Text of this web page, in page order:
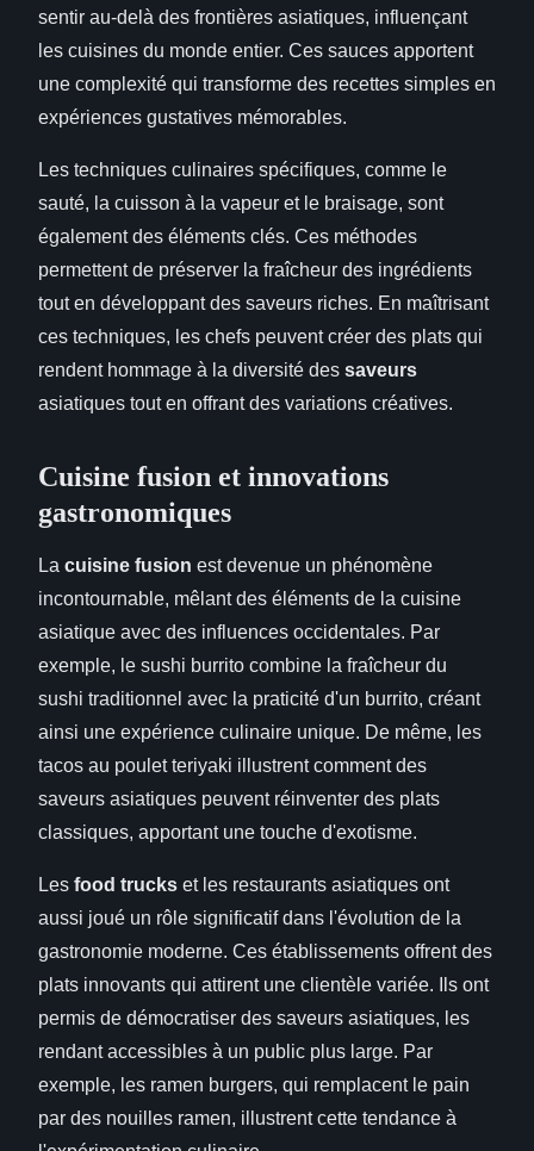
sentir au-delà des frontières asiatiques, influençant
les cuisines du monde entier. Ces sauces apportent
une complexité qui transforme des recettes simples en
expériences gustatives mémorables.
Les techniques culinaires spécifiques, comme le
sauté, la cuisson à la vapeur et le braisage, sont
également des éléments clés. Ces méthodes
permettent de préserver la fraîcheur des ingrédients
tout en développant des saveurs riches. En maîtrisant
ces techniques, les chefs peuvent créer des plats qui
rendent hommage à la diversité des saveurs
asiatiques tout en offrant des variations créatives.
Cuisine fusion et innovations
gastronomiques
La cuisine fusion est devenue un phénomène
incontournable, mêlant des éléments de la cuisine
asiatique avec des influences occidentales. Par
exemple, le sushi burrito combine la fraîcheur du
sushi traditionnel avec la praticité d'un burrito, créant
ainsi une expérience culinaire unique. De même, les
tacos au poulet teriyaki illustrent comment des
saveurs asiatiques peuvent réinventer des plats
classiques, apportant une touche d'exotisme.
Les food trucks et les restaurants asiatiques ont
aussi joué un rôle significatif dans l'évolution de la
gastronomie moderne. Ces établissements offrent des
plats innovants qui attirent une clientèle variée. Ils ont
permis de démocratiser des saveurs asiatiques, les
rendant accessibles à un public plus large. Par
exemple, les ramen burgers, qui remplacent le pain
par des nouilles ramen, illustrent cette tendance à